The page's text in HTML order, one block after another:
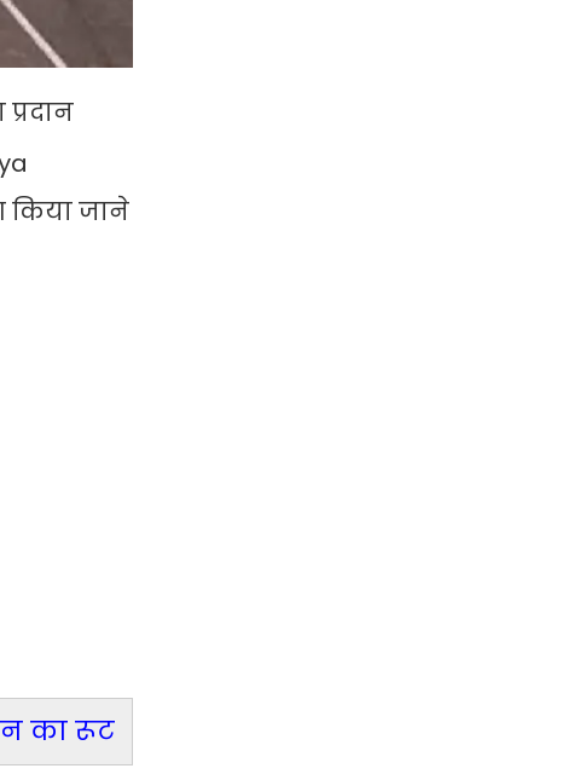
किया जाने
का रूट